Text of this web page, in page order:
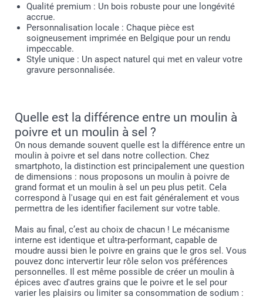
Qualité premium : Un bois robuste pour une longévité
accrue.
Personnalisation locale : Chaque pièce est
soigneusement imprimée en Belgique pour un rendu
impeccable.
Style unique : Un aspect naturel qui met en valeur votre
gravure personnalisée.
Quelle est la différence entre un moulin à
poivre et un moulin à sel ?
On nous demande souvent quelle est la différence entre un
moulin à poivre et sel dans notre collection. Chez
smartphoto, la distinction est principalement une question
de dimensions : nous proposons un moulin à poivre de
grand format et un moulin à sel un peu plus petit. Cela
correspond à l'usage qui en est fait généralement et vous
permettra de les identifier facilement sur votre table.
Mais au final, c’est au choix de chacun ! Le mécanisme
interne est identique et ultra-performant, capable de
moudre aussi bien le poivre en grains que le gros sel. Vous
pouvez donc intervertir leur rôle selon vos préférences
personnelles. Il est même possible de créer un moulin à
épices avec d'autres grains que le poivre et le sel pour
varier les plaisirs ou limiter sa consommation de sodium :